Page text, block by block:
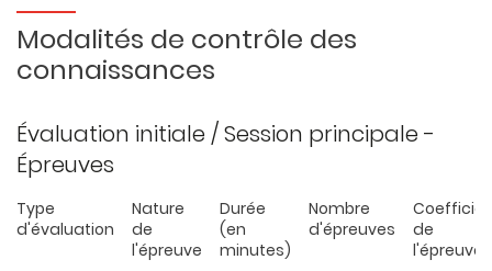
Modalités de contrôle des
connaissances
Évaluation initiale / Session principale -
Épreuves
Type
d'évaluation
Nature
de
l'épreuve
Durée
(en
minutes)
Nombre
d'épreuves
de
l'épreuve